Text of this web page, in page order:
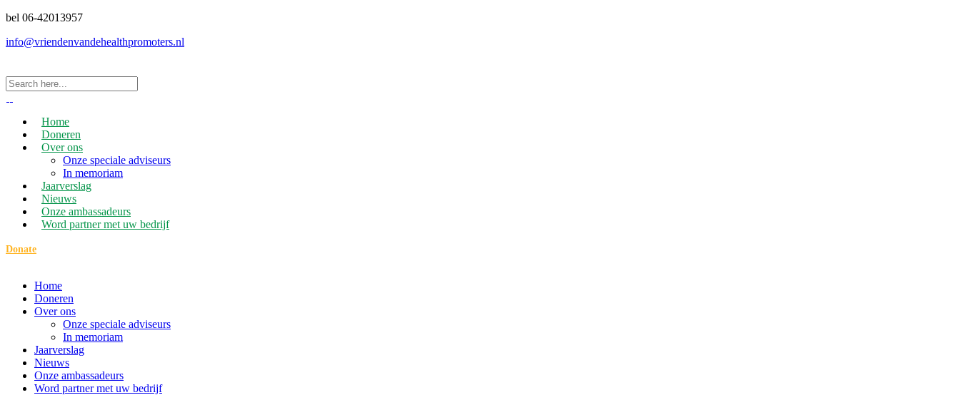
bel 06-42013957
info@vriendenvandehealthpromoters.nl
Home
Doneren
Over ons
Onze speciale adviseurs
In memoriam
Jaarverslag
Nieuws
Onze ambassadeurs
Word partner met uw bedrijf
Donate
Home
Doneren
Over ons
Onze speciale adviseurs
In memoriam
Jaarverslag
Nieuws
Onze ambassadeurs
Word partner met uw bedrijf